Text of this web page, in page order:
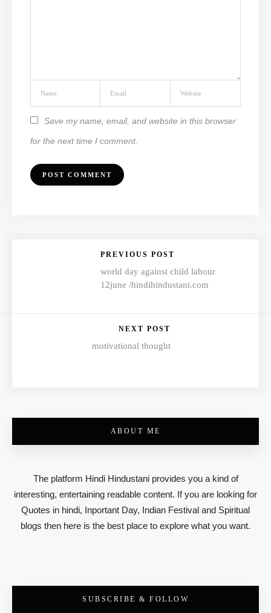
Save my name, email, and website in this browser
for the next time I comment.
PREVIOUS POST
world day against child labour
12june /hindihindustani.com
NEXT POST
motivational thought
ABOUT ME
The platform Hindi Hindustani provides you a kind of
interesting, entertaining readable content. If you are looking for
Quotes in hindi, Inportant Day, Indian Festival and Spiritual
blogs then here is the best place to explore what you want.
SUBSCRIBE & FOLLOW